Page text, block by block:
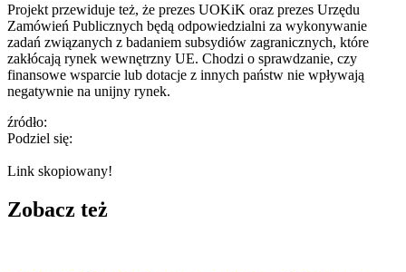
Projekt przewiduje też, że prezes UOKiK oraz prezes Urzędu
Zamówień Publicznych będą odpowiedzialni za wykonywanie
zadań związanych z badaniem subsydiów zagranicznych, które
zakłócają rynek wewnętrzny UE. Chodzi o sprawdzanie, czy
finansowe wsparcie lub dotacje z innych państw nie wpływają
negatywnie na unijny rynek.
źródło:
Podziel się:
Link skopiowany!
Zobacz też